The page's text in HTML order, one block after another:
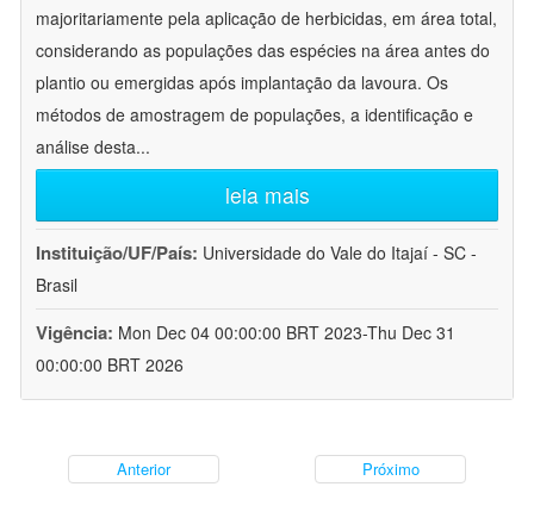
majoritariamente pela aplicação de herbicidas, em área total,
considerando as populações das espécies na área antes do
plantio ou emergidas após implantação da lavoura. Os
métodos de amostragem de populações, a identificação e
análise desta...
leia mais
Instituição/UF/País: Universidade do Vale do Itajaí - SC -
Brasil
Vigência: Mon Dec 04 00:00:00 BRT 2023-Thu Dec 31
00:00:00 BRT 2026
Anterior Próximo